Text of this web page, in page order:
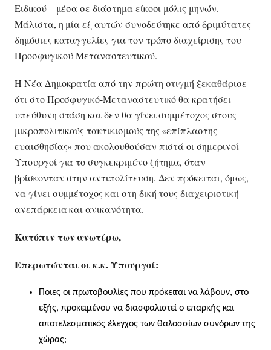
Ειδικού – μέσα σε διάστημα είκοσι μόλις μηνών.
Μάλιστα, η μία εξ αυτών συνοδεύτηκε από δριμύτατες
δημόσιες καταγγελίες για τον τρόπο διαχείρισης του
Προσφυγικού-Μεταναστευτικού.
Η Νέα Δημοκρατία από την πρώτη στιγμή ξεκαθάρισε
ότι στο Προσφυγικό-Μεταναστευτικό θα κρατήσει
υπεύθυνη στάση και δεν θα γίνει συμμέτοχος στους
μικροπολιτικούς τακτικισμούς της «επίπλαστης
ευαισθησίας» που ακολουθούσαν πιστά οι σημερινοί
Υπουργοί για το συγκεκριμένο ζήτημα, όταν
βρίσκονταν στην αντιπολίτευση. Δεν πρόκειται, όμως,
να γίνει συμμέτοχος και στη δική τους διαχειριστική
ανεπάρκεια και ανικανότητα.
Κατόπιν των ανωτέρω,
Επερωτώνται οι κ.κ. Υπουργοί:
Ποιες οι πρωτοβουλίες που πρόκειται να λάβουν, στο
εξής, προκειμένου να διασφαλιστεί ο επαρκής και
αποτελεσματικός έλεγχος των θαλασσίων συνόρων της
χώρας;